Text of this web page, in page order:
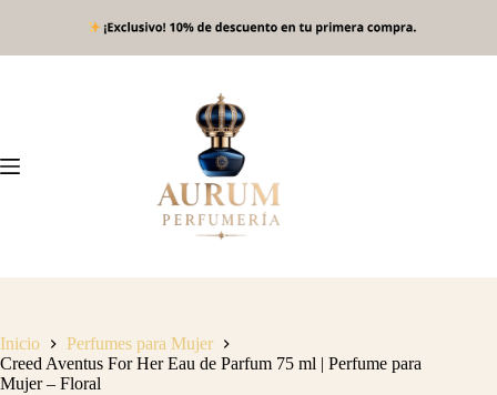
Inicio
Perfumes para Mujer
Creed Aventus For Her Eau de Parfum 75 ml | Perfume para
Mujer – Floral